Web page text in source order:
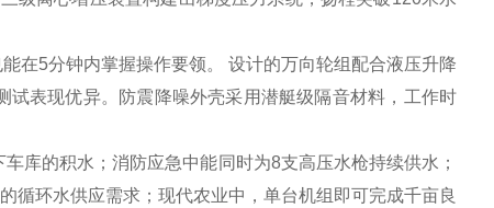
在5分钟内掌握操作要领。
设计的万向轮组配合液压升降
表现优异。防震降噪外壳采用潜艇级隔音材料，工作时
库的积水；消防应急中能同时为8支高压水枪持续供水；
循环水供应需求；现代农业中，单台机组即可完成千亩良